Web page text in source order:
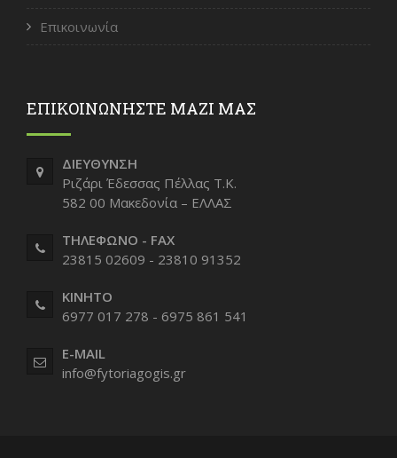
Επικοινωνία
ΕΠΙΚΟΙΝΩΝΗΣΤΕ ΜΑΖΙ ΜΑΣ
ΔΙΕΥΘΥΝΣΗ
Ριζάρι Έδεσσας Πέλλας Τ.Κ.
582 00 Μακεδονία – ΕΛΛΑΣ
ΤΗΛΕΦΩΝΟ - FAX
23815 02609 - 23810 91352
ΚΙΝΗΤΟ
6977 017 278 - 6975 861 541
E-MAIL
info@fytoriagogis.gr